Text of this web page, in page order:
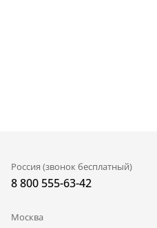
Россия (звонок бесплатный)
8 800 555-63-42
Москва